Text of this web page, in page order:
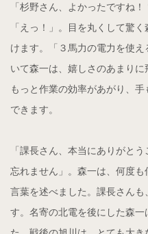
「杉野さん、よかったですね
「えっ！」。目を丸くして驚
けます。「３馬力の電力を使
いて森一は、嬉しさのあまり
もっと作業の効率があがり、
できます。
「課長さん、本当にありがと
忘れません」。森一は、何度
言葉を述べました。課長さん
す。名寄の北電を後にした森